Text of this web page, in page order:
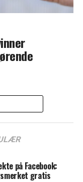
på Facebook:
gratis